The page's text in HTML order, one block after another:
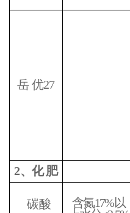
岳优27
2、化 肥
碳酸
含氮17%以